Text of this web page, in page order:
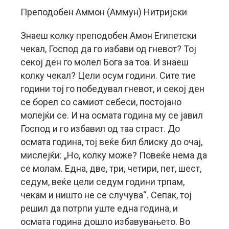
Преподобeн Аммон (Аммун) Нитриjски
Знаеш колку преподобен Амон Египетски
чекал, Господ да го избави од гневот? Тој
секој ден го молел Бога за тоа. И знаеш
колку чекал? Цели осум години. Сите тие
години тој го победувал гневот, и секој ден
се борел со самиот себеси, постојано
молејќи се. И на осмата година му се јавил
Господ и го избавил од таа страст. До
осмата година, тој веќе бил блиску до очај,
мислејќи: „Но, колку може? Повеќе нема да
се молам. Една, две, три, четири, пет, шест,
седум, веќе цели седум години трпам,
чекам и ништо не се случува“. Сепак, тој
решил да потрпи уште една година, и
осмата година дошло избавувањето. Во